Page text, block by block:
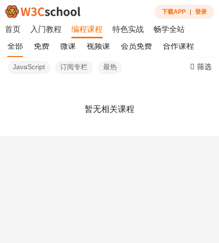
下载APP 登录
首页 入门教程 编程课程 特色实战 畅学全站
全部 免费 微课 视频课 会员免费 合作课程
JavaScript 订阅专栏 最热 筛选
暂无相关课程